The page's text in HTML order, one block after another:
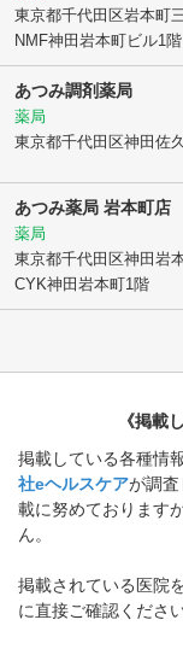
東京都千代田区岩本町
NMF神田岩本町ビル1階
あつみ調剤薬局
薬局
東京都千代田区神田佐
あつみ薬局 岩本町店
薬局
東京都千代田区神田岩
CYK神田岩本町1階
《掲載
掲載している各種情
社eヘルスケアが調
載に努めております
ん。
掲載されている医院
に直接ご確認ください